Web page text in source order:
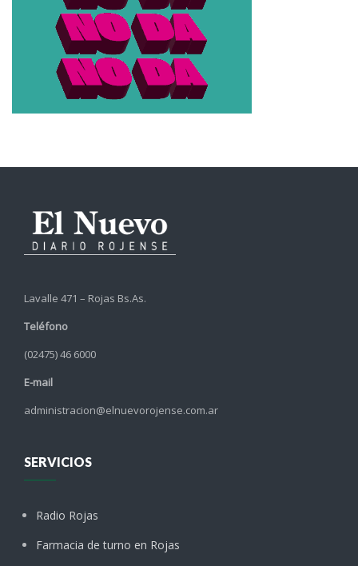
Lavalle 471 – Rojas Bs.As.
Teléfono
(02475) 46 6000
E-mail
administracion@elnuevorojense.com.ar
SERVICIOS
Radio Rojas
Farmacia de turno en Rojas